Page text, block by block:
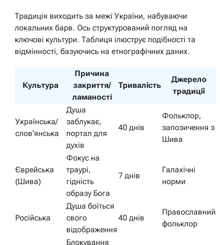
Традиція виходить за межі України, набуваючи
локальних барв. Ось структурований погляд на
ключові культури. Таблиця ілюструє подібності та
відмінності, базуючись на етнографічних даних.
Культура
Причина
закриття/
ламаності
Тривалість
Джерело
традиції
Українська/
слов’янська
Душа
заблукає,
портал для
духів
40 днів
Фольклор,
запозичення з
Шива
Єврейська
(Шива)
Фокус на
траурі,
гідність
образу Бога
7 днів
Галахічні
норми
Російська
Душа боїться
свого
відображення
40 днів
Православний
фольклор
Блокування